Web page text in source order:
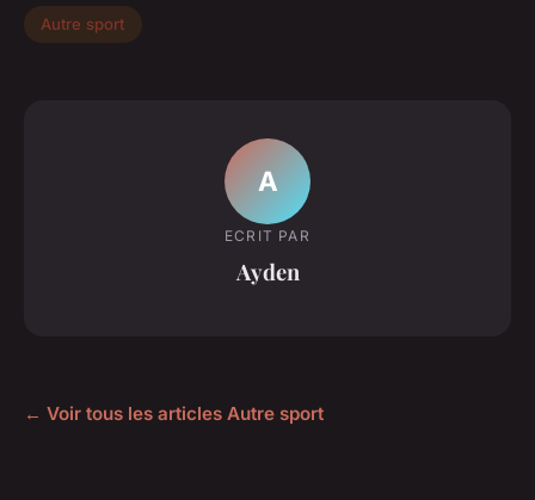
Autre sport
A
ECRIT PAR
Ayden
← Voir tous les articles Autre sport